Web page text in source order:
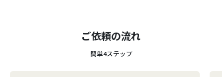
ご依頼の流れ
簡単4ステップ